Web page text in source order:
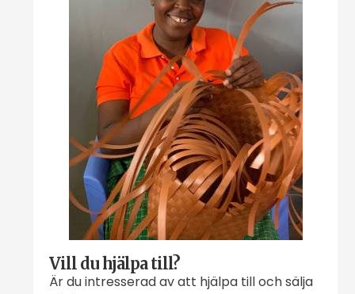
Vill du hjälpa till?
Är du intresserad av att hjälpa till och sälja